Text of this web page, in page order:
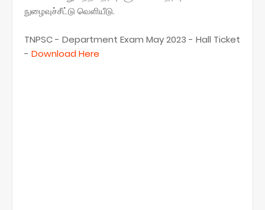
நுழைவுச்சீட்டு வெளியீடு.
TNPSC - Department Exam May 2023 - Hall Ticket
- Download Here